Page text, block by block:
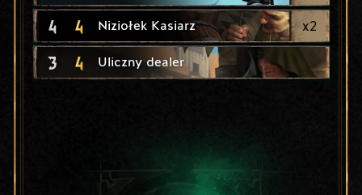
4 4 Niziołek Kasiarz x2
3 4 Uliczny dealer